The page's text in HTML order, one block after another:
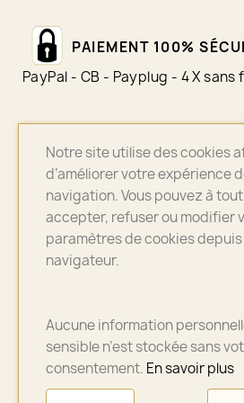
PAIEMENT 100%
PayPal - CB - Payplug - 4 X sans
LIVRAISON SUIVI
Colissimo - Chronopost -
ASSURANCE QUALITÉ
© 2026 - A3PLUS2 - La petite
Notre site utilise des cookies
d’améliorer votre expérience
navigation. Vous pouvez à
accepter, refuser ou modifier
paramètres de cookies
navigateur.
Aucune information
sensible n’est stockée sans
consentement. En savoir plus